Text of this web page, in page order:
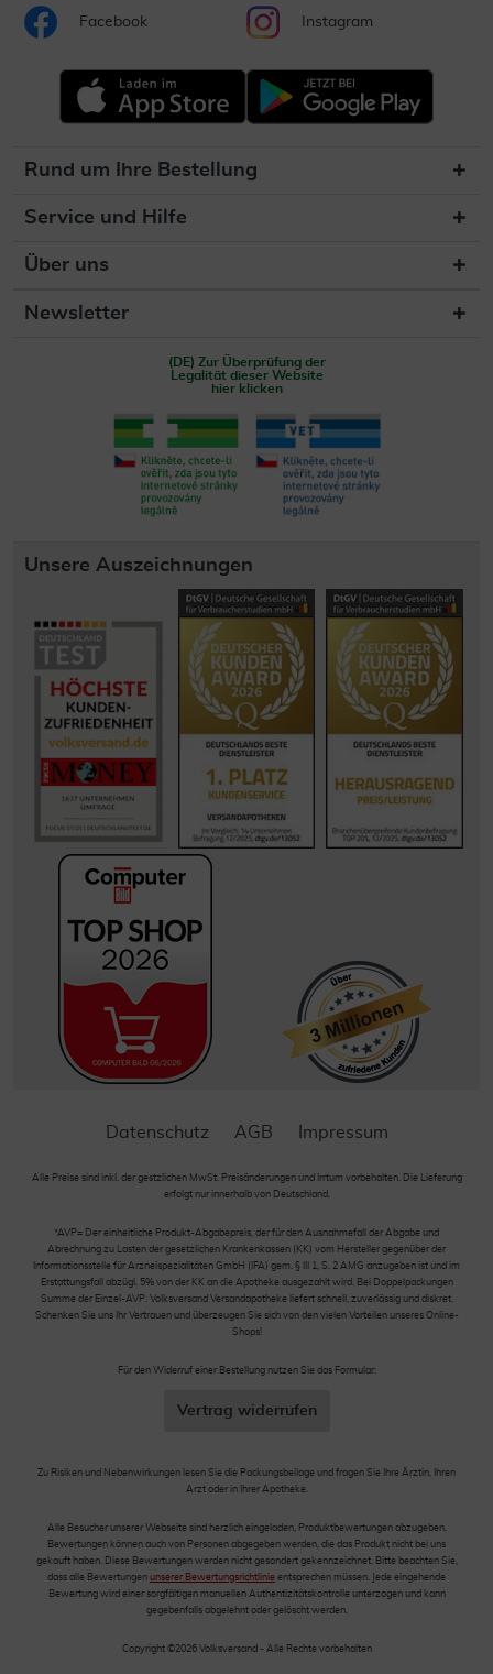
Facebook Instagram
Rund um Ihre Bestellung
Service und Hilfe
Über uns
Newsletter
(DE) Zur Überprüfung der
Legalität dieser Website
hier klicken
Unsere Auszeichnungen
Datenschutz AGB Impressum
Alle Preise sind inkl. der gestzlichen MwSt. Preisänderungen und Irrtum vorbehalten. Die Lieferung
erfolgt nur innerhalb von Deutschland.
*AVP= Der einheitliche Produkt-Abgabepreis, der für den Ausnahmefall der Abgabe und
Abrechnung zu Lasten der gesetzlichen Krankenkassen (KK) vom Hersteller gegenüber der
Informationsstelle für Arzneispezialitäten GmbH (IFA) gem. § III 1, S. 2 AMG anzugeben ist und im
Erstattungsfall abzügl. 5% von der KK an die Apotheke ausgezahlt wird. Bei Doppelpackungen
Summe der Einzel-AVP. Volksversand Versandapotheke liefert schnell, zuverlässig und diskret.
Schenken Sie uns Ihr Vertrauen und überzeugen Sie sich von den vielen Vorteilen unseres Online-
Shops!
Für den Widerruf einer Bestellung nutzen Sie das Formular:
Vertrag widerrufen
Zu Risiken und Nebenwirkungen lesen Sie die Packungsbeilage und fragen Sie Ihre Ärztin, Ihren
Arzt oder in Ihrer Apotheke.
Alle Besucher unserer Webseite sind herzlich eingeladen, Produktbewertungen abzugeben.
Bewertungen können auch von Personen abgegeben werden, die das Produkt nicht bei uns
gekauft haben. Diese Bewertungen werden nicht gesondert gekennzeichnet. Bitte beachten Sie,
dass alle Bewertungen unserer Bewertungsrichtlinie entsprechen müssen. Jede eingehende
Bewertung wird einer sorgfältigen manuellen Authentizitätskontrolle unterzogen und kann
gegebenfalls abgelehnt oder gelöscht werden.
Copyright ©2026 Volksversand - Alle Rechte vorbehalten